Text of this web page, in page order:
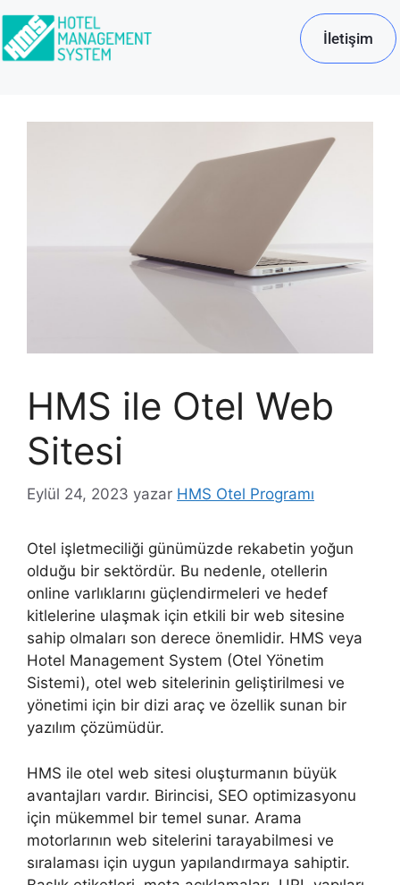
İletişim
HMS ile Otel Web
Sitesi
Eylül 24, 2023 yazar HMS Otel Programı
Otel işletmeciliği günümüzde rekabetin yoğun
olduğu bir sektördür. Bu nedenle, otellerin
online varlıklarını güçlendirmeleri ve hedef
kitlelerine ulaşmak için etkili bir web sitesine
sahip olmaları son derece önemlidir. HMS veya
Hotel Management System (Otel Yönetim
Sistemi), otel web sitelerinin geliştirilmesi ve
yönetimi için bir dizi araç ve özellik sunan bir
yazılım çözümüdür.
HMS ile otel web sitesi oluşturmanın büyük
avantajları vardır. Birincisi, SEO optimizasyonu
için mükemmel bir temel sunar. Arama
motorlarının web sitelerini tarayabilmesi ve
sıralaması için uygun yapılandırmaya sahiptir.